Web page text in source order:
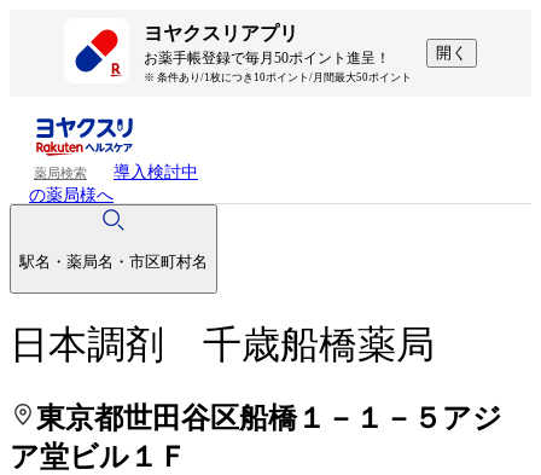
ヨヤクスリアプリ
お薬手帳登録で毎月50ポイント進呈！
※ 条件あり/1枚につき10ポイント/月間最大50ポイント
開く
薬局検索
導入検討中
の薬局様へ
駅名・薬局名・市区町村名
日本調剤 千歳船橋薬局
東京都世田谷区船橋１－１－５アジ
ア堂ビル１Ｆ
処方せんを送って待ち時間を短く！
処方せんを送って待ち時間を短く！